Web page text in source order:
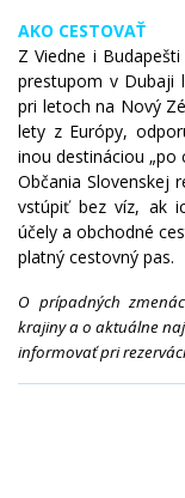
AKO CESTOVAŤ
Z Viedne i
prestupom v Dubaji
pri letoch na Nový
lety z Európy,
inou destináciou „po
Občania Slovenskej
vstúpiť bez víz, ak
účely a obchodné
platný cestovný pas.
O prípadných
krajiny a o aktuálne
informovať pri